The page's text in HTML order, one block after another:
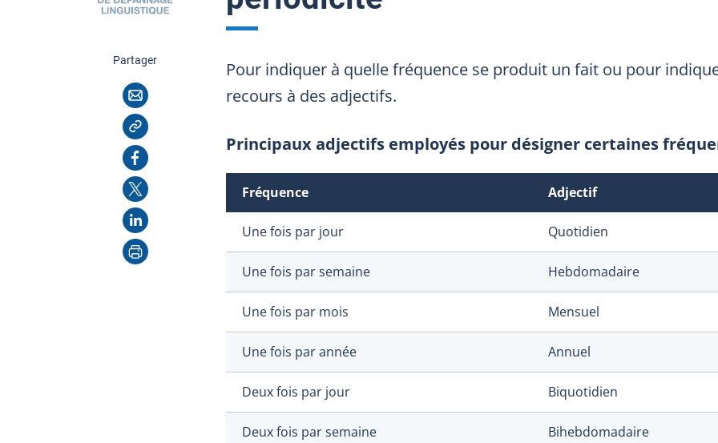
Partagercette page
Courriel
Copier l'adresse
Facebook
X
LinkedIn
Imprimer
Pour indiquer à quelle fréquence se produit un fait ou pour
recours à des adjectifs.
Principaux adjectifs employés pour désigner certaines
Fréquence Adjectif
Une fois par jour Quotidien
Une fois par semaine Hebdomadaire
Une fois par mois Mensuel
Une fois par année Annuel
Deux fois par jour Biquotidien
Deux fois par semaine Bihebdomadaire